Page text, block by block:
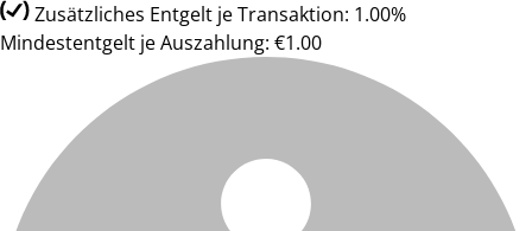
Zusätzliches Entgelt je Transaktion: 1.00%
Mindestentgelt je Auszahlung: €1.00